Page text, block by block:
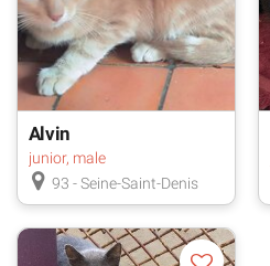
Alvin
junior, male
93 - Seine-Saint-Denis